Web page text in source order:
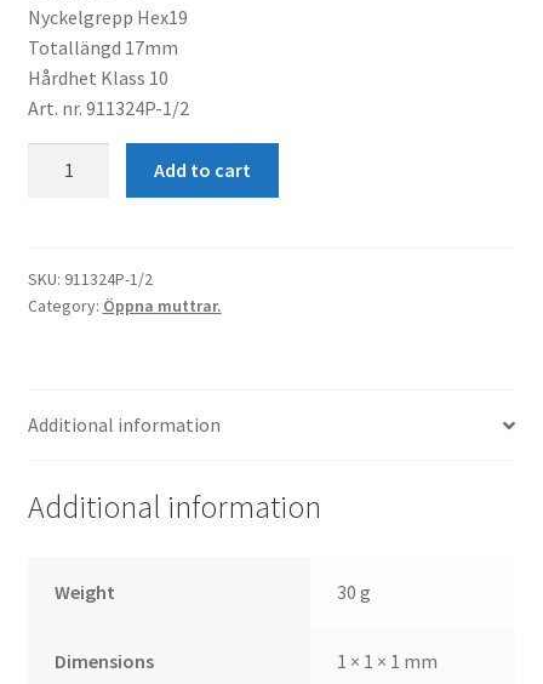
Nyckelgrepp Hex19
Totallängd 17mm
Hårdhet Klass 10
Art. nr. 911324P-1/2
Hex19
quantity
Add to cart
SKU: 911324P-1/2
Category: Öppna muttrar.
Additional information
Additional information
Weight 30 g
Dimensions 1 × 1 × 1 mm